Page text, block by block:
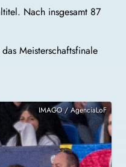
Nach insgesamt 87
Meisterschaftsfinale
IMAGO / AgenciaLoF